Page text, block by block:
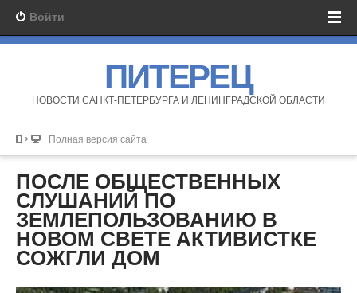
Войти
ПИТЕРЕЦ
НОВОСТИ САНКТ-ПЕТЕРБУРГА И ЛЕНИНГРАДСКОЙ ОБЛАСТИ
Полная версия сайта
ПОСЛЕ ОБЩЕСТВЕННЫХ
СЛУШАНИЙ ПО
ЗЕМЛЕПОЛЬЗОВАНИЮ В
НОВОМ СВЕТЕ АКТИВИСТКЕ
СОЖГЛИ ДОМ